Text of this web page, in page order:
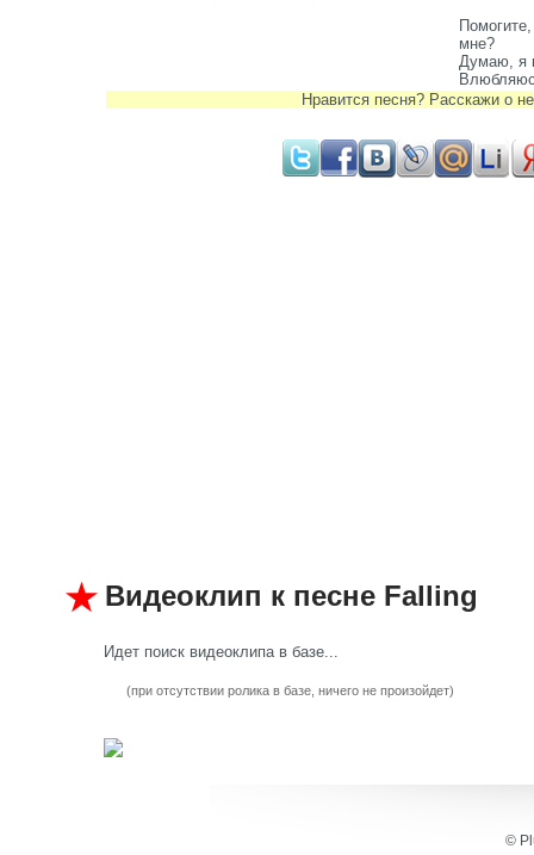
мне?
Думаю, я
Нравится песня? Расскажи о
Видеоклип к песне Falling
Идет поиск видеоклипа в базе...
(при отсутствии ролика в базе, ничего не произойдет)
©